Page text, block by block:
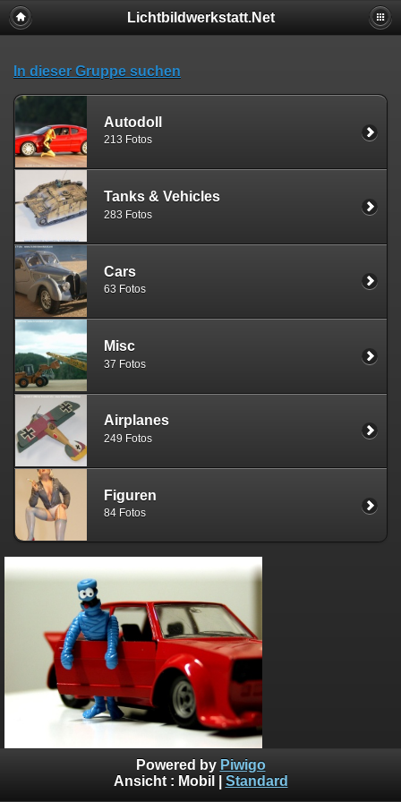
Lichtbildwerkstatt.Net
In dieser Gruppe suchen
Autodoll
213 Fotos
Tanks & Vehicles
283 Fotos
Cars
63 Fotos
Misc
37 Fotos
Airplanes
249 Fotos
Figuren
84 Fotos
Powered by Piwigo
Ansicht : Mobil Standard